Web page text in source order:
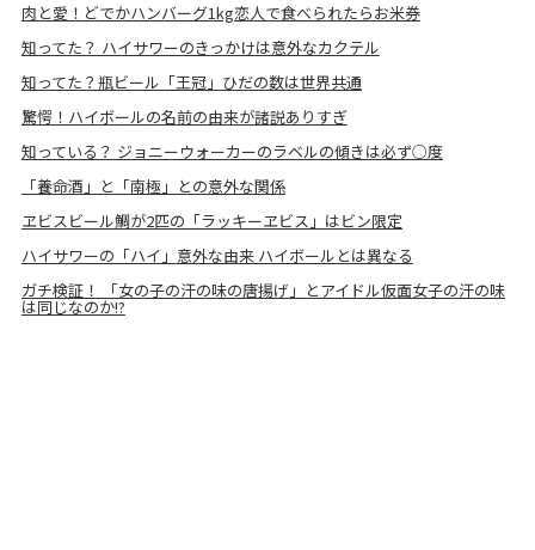
肉と愛！どでかハンバーグ1kg恋人で食べられたらお米券
知ってた？ ハイサワーのきっかけは意外なカクテル
知ってた？瓶ビール「王冠」ひだの数は世界共通
驚愕！ハイボールの名前の由来が諸説ありすぎ
知っている？ ジョニーウォーカーのラベルの傾きは必ず○度
「養命酒」と「南極」との意外な関係
ヱビスビール鯛が2匹の「ラッキーヱビス」はビン限定
ハイサワーの「ハイ」意外な由来 ハイボールとは異なる
ガチ検証！ 「女の子の汗の味の唐揚げ」とアイドル仮面女子の汗の味
は同じなのか!?